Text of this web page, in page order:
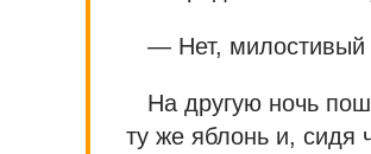
— Нет, милостивый
На другую ночь
ту же яблонь и, сидя